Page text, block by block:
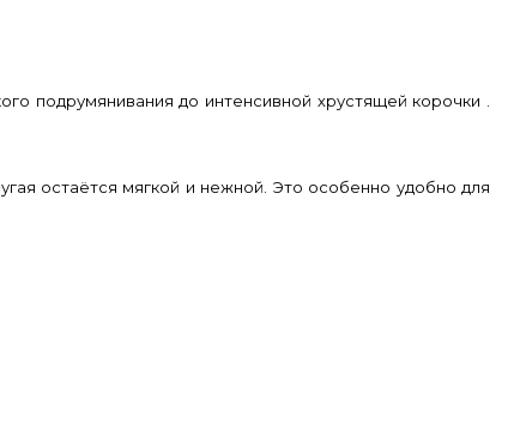
подрумянивания до интенсивной хрустящей корочки .
остаётся мягкой и нежной. Это особенно удобно для